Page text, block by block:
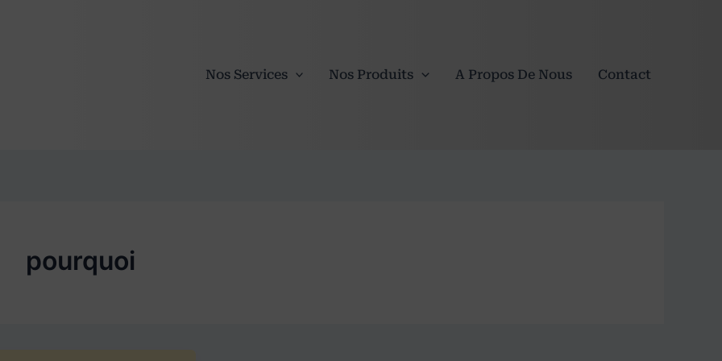
Nos Services Nos Produits A Propos De Nous Contact
pourquoi